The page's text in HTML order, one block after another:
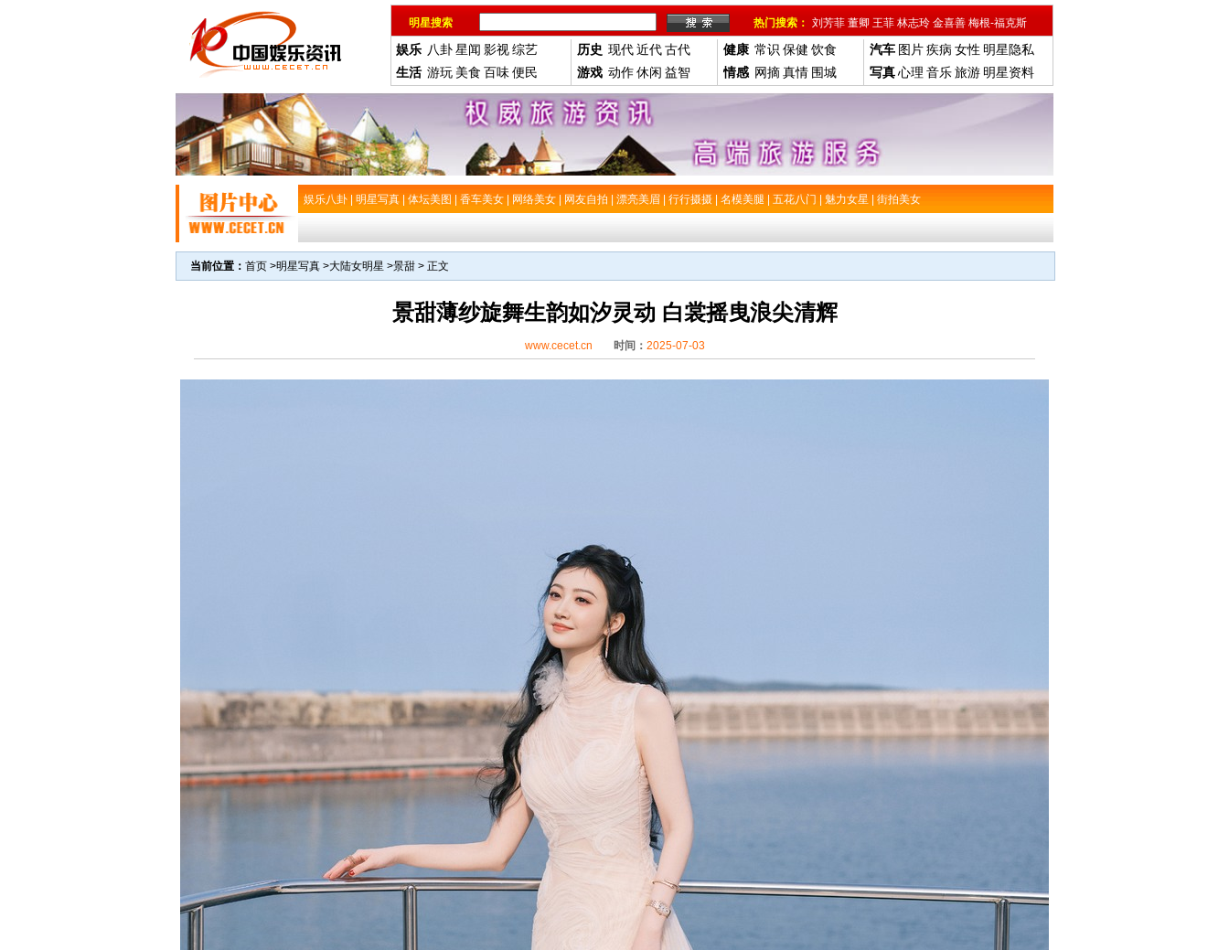
明星搜索 热门搜索： 刘芳菲 董卿 王菲 林志玲 金喜善 梅根-福克斯
娱乐 八卦星闻 影视综艺
生活 游玩 美食 百味便民
历史 现代近代古代
游戏 动作休闲 益智
健康 常识 保健 饮食
情感 网摘真情 围城
汽车 图片疾病 女性 明星隐私
写真心理 音乐旅游 明星资料
娱乐八卦 明星写真 体坛美图 香车美女 网络美女 网友自拍 漂亮美眉 行行摄摄 名模美腿 五花八门 魅力女星 街拍美女
当前位置： 首页 >明星写真 >大陆女明星 >景甜 > 正文
景甜薄纱旋舞生韵如汐灵动 白裳摇曳浪尖清辉
www.cecet.cn 时间： 2025-07-03